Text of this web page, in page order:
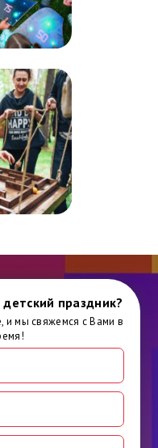
праздник?
и мы свяжемся с Вами в